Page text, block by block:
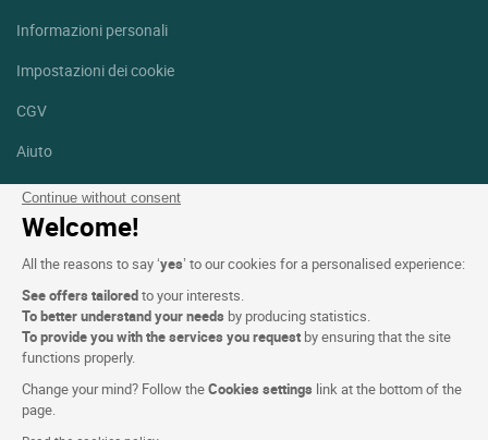
Continue without consent
Welcome!
All the reasons to say ‘yes’ to our cookies for a personalised experience:
See offers tailoredto your interests.
To better understand your needs by producing statistics.
To provide you with the services you request by ensuring that the site
functions properly.
Change your mind? Follow theCookies settings link at the bottom of the
page.
Informazioni personali
Impostazioni dei cookie
CGV
Aiuto
Mappa del sito
Crediti fotografici
Facebook
Linkedin